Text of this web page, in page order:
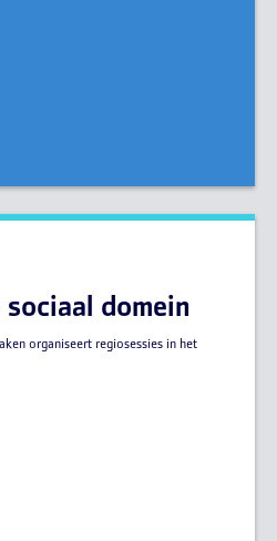
sociaal domein
organiseert regiosessies in het